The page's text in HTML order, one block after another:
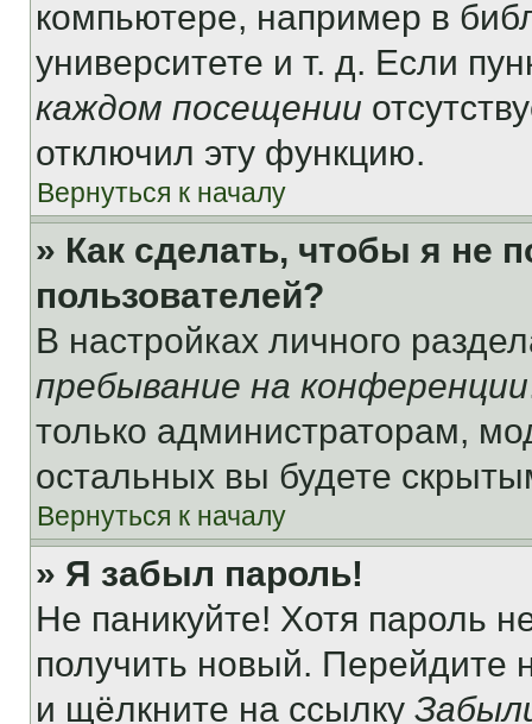
компьютере, например в
университете и т. д. Если
каждом посещении
отключил эту функцию.
Вернуться к началу
» Как сделать, чтобы я не
пользователей?
В настройках личного
пребывание на конференции
только администраторам,
остальных вы будете
Вернуться к началу
» Я забыл пароль!
Не паникуйте! Хотя пароль
получить новый. Перейдите
и щёлкните на ссылку